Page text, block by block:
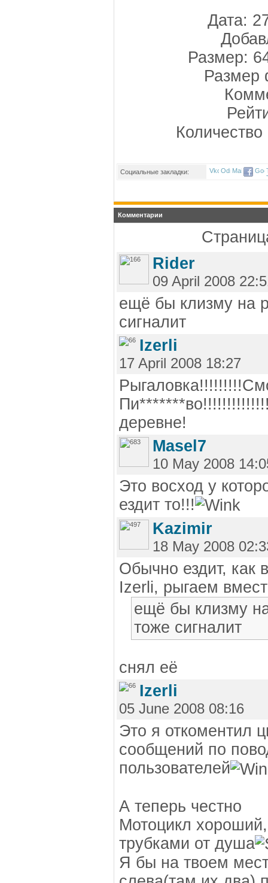
Дата:
Размер:
Размер
Социальные закладки:
Комментарии
Rider
09 April 2008
ещё бы клизму на
сигналит
Izerli
17 April 2008 18:27
деревне!
Masel7
10 May 2008
Это восход у
ездит то!!!
Kazimir
18 May 2008
Обычно ездит, как
Izerli, рыгаем
ещё бы клизму
тоже сигналит
снял её
Izerli
05 June 2008 08:16
Это я откоментил
сообщений по
пользователей
А теперь честно
Мотоцикл
трубками от душа
Я бы на твоем